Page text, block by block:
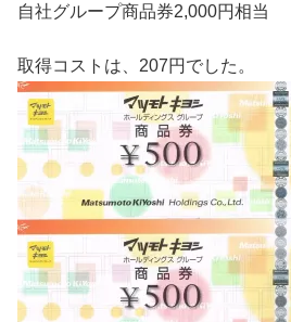
自社グループ商品券2,000円相当
取得コストは、207円でした。